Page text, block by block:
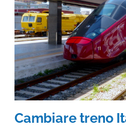
Cambiare treno